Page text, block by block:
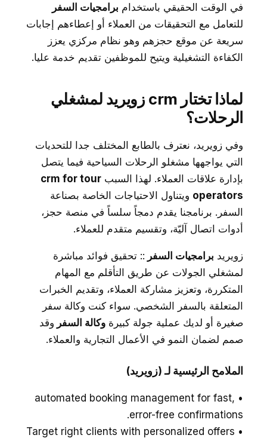
في الوقت الحقيقي باستخدام برامجيات السفر
للتعامل مع التحقيقات من العملاء أو إعطاءهم إجابات
سريعة عن موقع حجزهم وهو نظام مركزي يعزز
الكفاءة التشغيلية ويتيح للموظفين تقديم خدمة عليا.
لماذا تختار crm زويريد لمشغلي
الرحلات؟
وفي زويريد، نعترف بالطابع المختلف جدا للتحديات
التي يواجهها مشغلو الرحلات السياحية فيما يتصل
بإدارة علاقات العملاء. لهذا السبب crm for tour
operators ويتناول الاحتياجات الخاصة بصناعة
السفر. برنامجنا يقدم دمجاً سلساً في منصة حجز،
أدوات اتصال آليّة، وتقسيم متقدم للعملاء.
زويريد برامجيات السفر :: تحقيق فوائد مباشرة
لمشغلي الجولات عن طريق التأقلم مع المهام
المتكررة، وتعزيز مشاركة العملاء، وتقديم الخبرات
المتعلقة بالسفر الشخصي. سواء كنت وكالة سفر
صغيرة أو لديك عملية جولة كبيرة وكالة السفر وقد
صمم لضمان النمو في الأعمال التجارية والعملاء.
الملامح الرئيسية لـ (زويريد)
• automated booking management for fast,
error-free confirmations.
• Target right clients with personalized offers